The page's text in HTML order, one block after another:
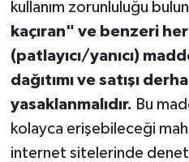
kullanım zorunluluğu
kaçıran" ve benzeri
(patlayıcı/yanıcı)
dağıtımı ve satışı
yasaklanmalıdır. Bu
kolayca erişebileceği
internet sitelerinde